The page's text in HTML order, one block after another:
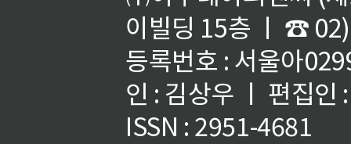
이빌딩 15층 ㅣ ☎
등록번호 : 서울아
인 : 김상우 ㅣ 편집인
ISSN : 2951-4681